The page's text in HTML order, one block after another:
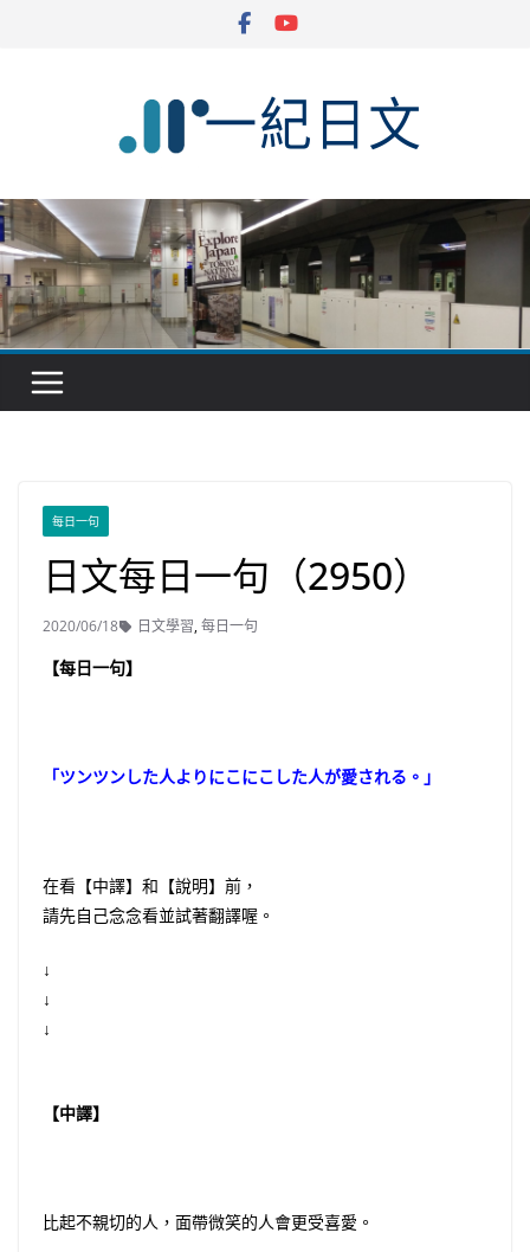
每日一句
日文每日一句（2950）
2020/06/18 日文學習,每日一句
【每日一句】
「ツンツンした人よりにこにこした人が愛される。」
在看【中譯】和【說明】前，
請先自己念念看並試著翻譯喔。
↓
↓
↓
【中譯】
比起不親切的人，面帶微笑的人會更受喜愛。